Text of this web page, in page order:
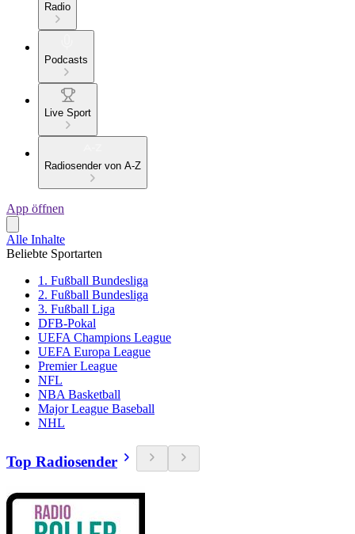
Radio
Podcasts
Live Sport
Radiosender von A-Z
App öffnen
Alle Inhalte
Beliebte Sportarten
1. Fußball Bundesliga
2. Fußball Bundesliga
3. Fußball Liga
DFB-Pokal
UEFA Champions League
UEFA Europa League
Premier League
NFL
NBA Basketball
Major League Baseball
NHL
Top Radiosender